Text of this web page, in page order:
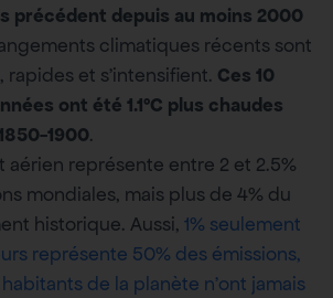
précédent depuis au moins 2000
climatiques récents sont
rapides et s’intensifient. Ces 10
ont été 1.1°C plus chaudes
1900.
aérien représente entre 2 et 2.5%
mondiales, mais plus de 4% du
historique. Aussi, 1% seulement
représente 50% des émissions,
de la planète n’ont jamais